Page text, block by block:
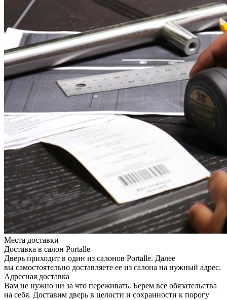
Места доставки
Доставка в салон Portalle
Дверь приходит в один из салонов Portalle. Далее
вы самостоятельно доставляете ее из салона на нужный адрес.
Адресная доставка
Вам не нужно ни за что переживать. Берем все обязательства
на себя. Доставим дверь в целости и сохранности к порогу